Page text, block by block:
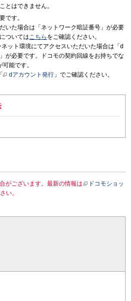
とはできません。
です。
いた場合は「ネットワーク暗証番号」が必要
ついてはこちら をご確認ください。
ット環境にてアクセスいただいた場合は「d
が必要です。ドコモの契約回線をお持ちでな
能です。
dアカウント発行 」でご確認ください。
がございます。最新の情報は
ドコモショッ
い。